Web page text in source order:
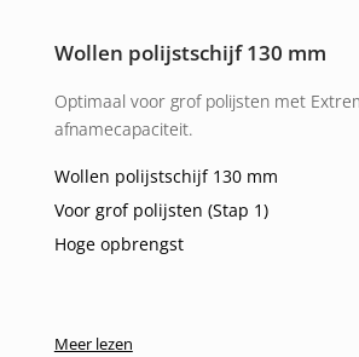
Wollen polijstschijf 130 mm
Optimaal voor grof polijsten met
afnamecapaciteit.
Wollen polijstschijf 130 mm
Voor grof polijsten (Stap 1)
Hoge opbrengst
Meer lezen